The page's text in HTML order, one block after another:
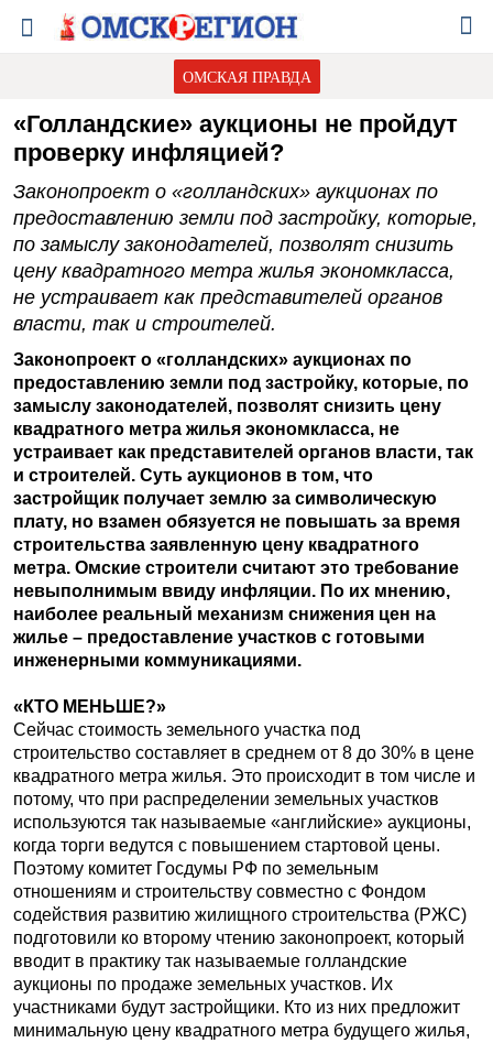
ОМСКАЯ ПРАВДА
«Голландские» аукционы не пройдут
проверку инфляцией?
Законопроект о «голландских» аукционах по
предоставлению земли под застройку, которые,
по замыслу законодателей, позволят снизить
цену квадратного метра жилья экономкласса,
не устраивает как представителей органов
власти, так и строителей.
Законопроект о «голландских» аукционах по
предоставлению земли под застройку, которые, по
замыслу законодателей, позволят снизить цену
квадратного метра жилья экономкласса, не
устраивает как представителей органов власти, так
и строителей. Суть аукционов в том, что
застройщик получает землю за символическую
плату, но взамен обязуется не повышать за время
строительства заявленную цену квадратного
метра. Омские строители считают это требование
невыполнимым ввиду инфляции. По их мнению,
наиболее реальный механизм снижения цен на
жилье – предоставление участков с готовыми
инженерными коммуникациями.
«КТО МЕНЬШЕ?»
Сейчас стоимость земельного участка под
строительство составляет в среднем от 8 до 30% в цене
квадратного метра жилья. Это происходит в том числе и
потому, что при распределении земельных участков
используются так называемые «английские» аукционы,
когда торги ведутся с повышением стартовой цены.
Поэтому комитет Госдумы РФ по земельным
отношениям и строительству совместно с Фондом
содействия развитию жилищного строительства (РЖС)
подготовили ко второму чтению законопроект, который
вводит в практику так называемые голландские
аукционы по продаже земельных участков. Их
участниками будут застройщики. Кто из них предложит
минимальную цену квадратного метра будущего жилья,